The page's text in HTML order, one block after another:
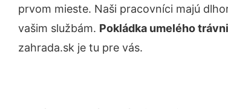
prvom mieste. Naši pracovníci majú
vašim službám. Pokládka umelého
zahrada.sk je tu pre vás.